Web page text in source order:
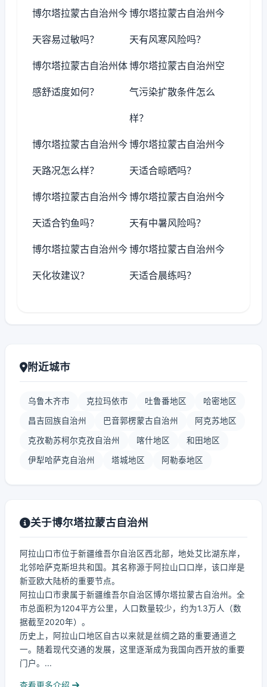
博尔塔拉蒙古自治州今
天容易过敏吗？
博尔塔拉蒙古自治州今
天有风寒风险吗？
博尔塔拉蒙古自治州体
感舒适度如何？
博尔塔拉蒙古自治州空
气污染扩散条件怎么
样？
博尔塔拉蒙古自治州今
天路况怎么样？
博尔塔拉蒙古自治州今
天适合晾晒吗？
博尔塔拉蒙古自治州今
天适合钓鱼吗？
博尔塔拉蒙古自治州今
天有中暑风险吗？
博尔塔拉蒙古自治州今
天化妆建议？
博尔塔拉蒙古自治州今
天适合晨练吗？
附近城市
乌鲁木齐市 克拉玛依市 吐鲁番地区 哈密地区
昌吉回族自治州 巴音郭楞蒙古自治州 阿克苏地区
克孜勒苏柯尔克孜自治州 喀什地区 和田地区
伊犁哈萨克自治州 塔城地区 阿勒泰地区
关于博尔塔拉蒙古自治州
阿拉山口市位于新疆维吾尔自治区西北部，地处艾比湖东岸，
北邻哈萨克斯坦共和国。其名称源于阿拉山口口岸，该口岸是
新亚欧大陆桥的重要节点。
阿拉山口市隶属于新疆维吾尔自治区博尔塔拉蒙古自治州。全
市总面积为1204平方公里，人口数量较少，约为1.3万人（数
据截至2020年）。
历史上，阿拉山口地区自古以来就是丝绸之路的重要通道之
一。随着现代交通的发展，这里逐渐成为我国向西开放的重要
门户。...